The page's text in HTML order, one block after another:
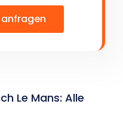
Le Mans: Alle